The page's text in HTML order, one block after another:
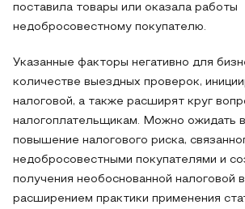
поставила товары или оказала работы
недобросовестному покупателю.
Указанные факторы негативно для
количестве выездных проверок,
налоговой, а также расширят круг
налогоплательщикам. Можно ожидать
повышение налогового риска,
недобросовестными покупателями и
получения необоснованной налоговой
расширением практики применения